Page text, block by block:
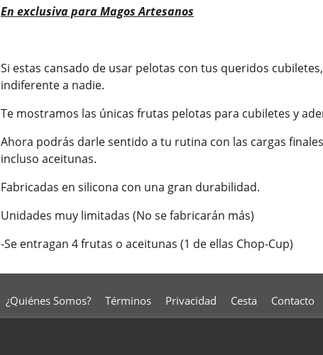
En exclusiva para Magos Artesanos
Si estas cansado de usar pelotas con tus queridos
indiferente a nadie.
Te mostramos las únicas frutas pelotas para cubiletes y
Ahora podrás darle sentido a tu rutina con las cargas
incluso aceitunas.
Fabricadas en silicona con una gran durabilidad.
Unidades muy limitadas (No se fabricarán más)
-Se entragan 4 frutas o aceitunas (1 de ellas Chop-Cup)
¿Quiénes Somos? Términos Privacidad Cesta Contacto